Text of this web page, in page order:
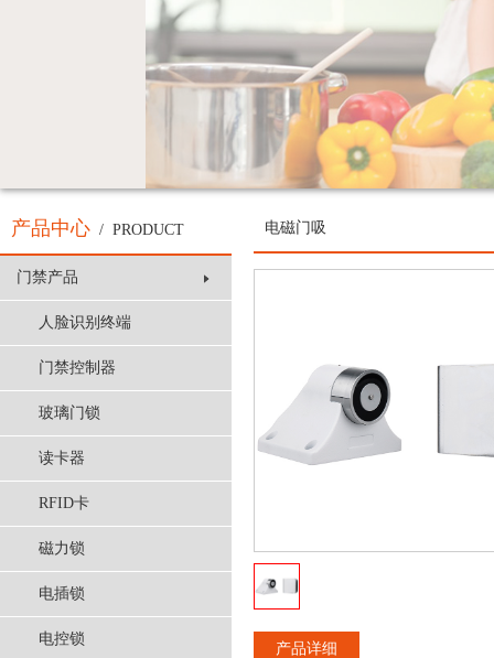
产品中心 / PRODUCT
门禁产品
人脸识别终端
门禁控制器
玻璃门锁
读卡器
RFID卡
磁力锁
电插锁
电控锁
电磁门吸
产品详细